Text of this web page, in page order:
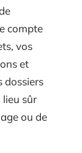
compte
vos
et
dossiers
sûr
ou de